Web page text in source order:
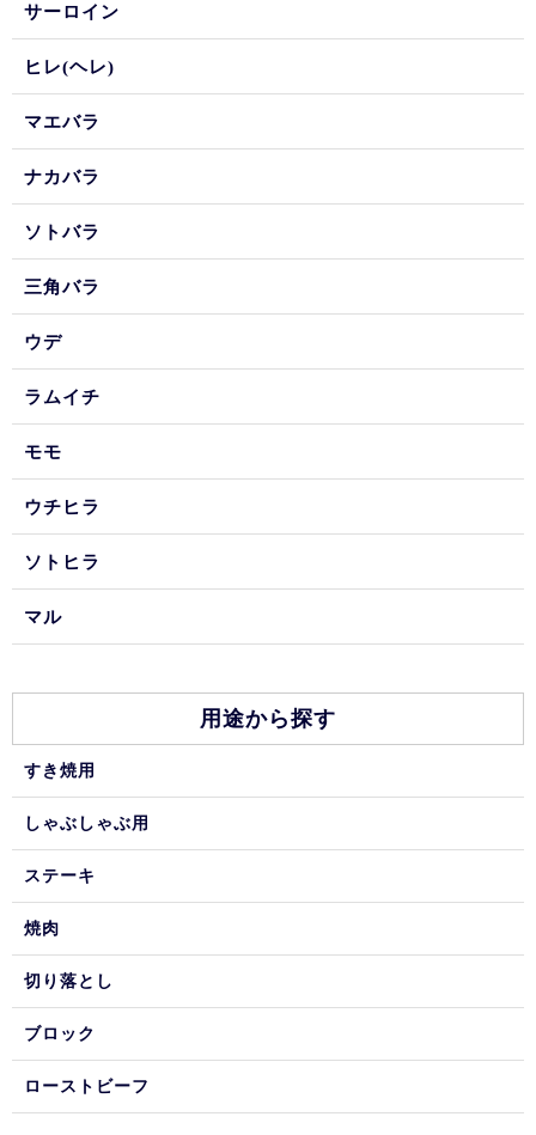
サーロイン
ヒレ(ヘレ)
マエバラ
ナカバラ
ソトバラ
三角バラ
ウデ
ラムイチ
モモ
ウチヒラ
ソトヒラ
マル
用途から探す
すき焼用
しゃぶしゃぶ用
ステーキ
焼肉
切り落とし
ブロック
ローストビーフ